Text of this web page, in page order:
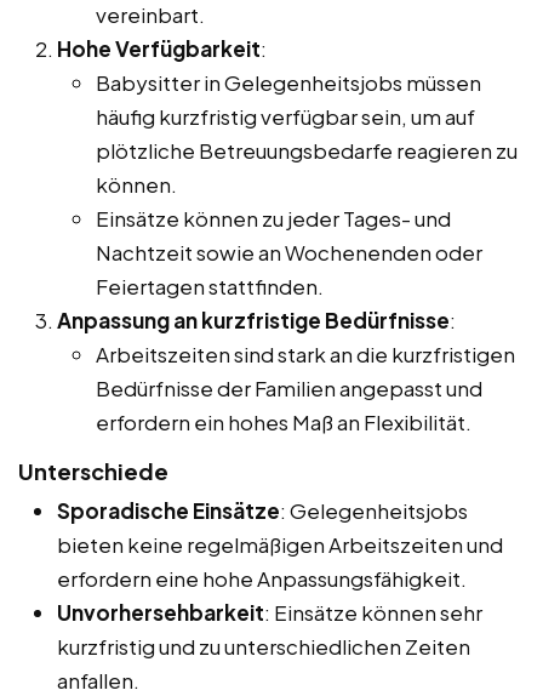
vereinbart.
Hohe Verfügbarkeit:
Babysitter in Gelegenheitsjobs müssen
häufig kurzfristig verfügbar sein, um auf
plötzliche Betreuungsbedarfe reagieren zu
können.
Einsätze können zu jeder Tages- und
Nachtzeit sowie an Wochenenden oder
Feiertagen stattfinden.
Anpassung an kurzfristige Bedürfnisse:
Arbeitszeiten sind stark an die kurzfristigen
Bedürfnisse der Familien angepasst und
erfordern ein hohes Maß an Flexibilität.
Unterschiede
Sporadische Einsätze: Gelegenheitsjobs
bieten keine regelmäßigen Arbeitszeiten und
erfordern eine hohe Anpassungsfähigkeit.
Unvorhersehbarkeit: Einsätze können sehr
kurzfristig und zu unterschiedlichen Zeiten
anfallen.